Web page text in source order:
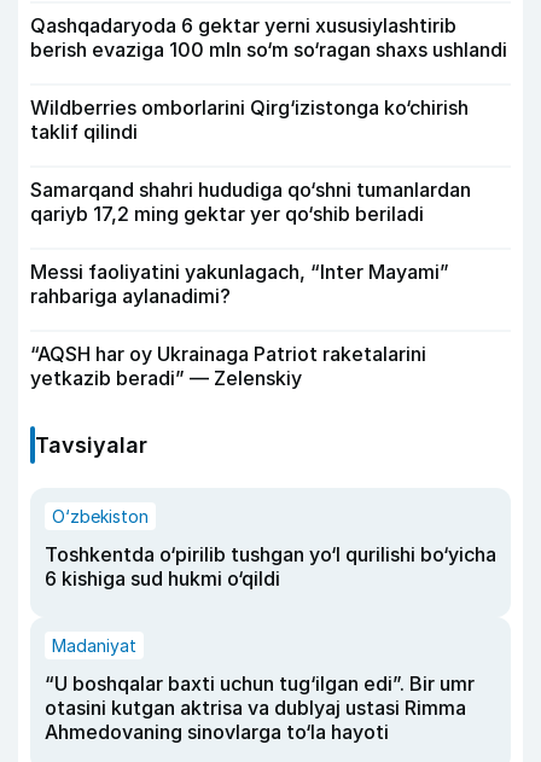
Qashqadaryoda 6 gektar yerni xususiylashtirib
berish evaziga 100 mln so‘m so‘ragan shaxs ushlandi
Wildberries omborlarini Qirg‘izistonga ko‘chirish
taklif qilindi
Samarqand shahri hududiga qo‘shni tumanlardan
qariyb 17,2 ming gektar yer qo‘shib beriladi
Messi faoliyatini yakunlagach, “Inter Mayami”
rahbariga aylanadimi?
“AQSH har oy Ukrainaga Patriot raketalarini
yetkazib beradi” — Zelenskiy
Tavsiyalar
O‘zbekiston
Toshkentda o‘pirilib tushgan yo‘l qurilishi bo‘yicha
6 kishiga sud hukmi o‘qildi
Madaniyat
“U boshqalar baxti uchun tug‘ilgan edi”. Bir umr
otasini kutgan aktrisa va dublyaj ustasi Rimma
Ahmedovaning sinovlarga to‘la hayoti